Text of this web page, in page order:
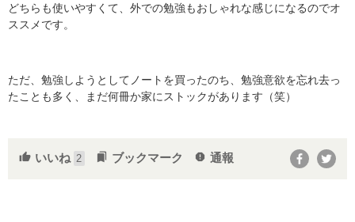
どちらも使いやすくて、外での勉強もおしゃれな感じになるのでオ
ススメです。
ただ、勉強しようとしてノートを買ったのち、勉強意欲を忘れ去っ
たことも多く、まだ何冊か家にストックがあります（笑）
thumb_up いいね 2 bookmarks ブックマーク report 通報